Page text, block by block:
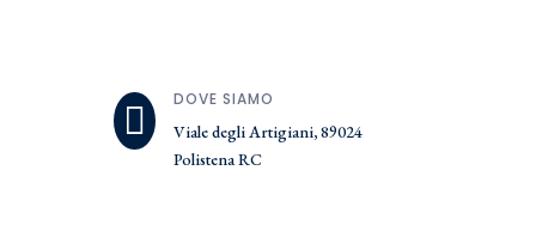

DOVE SIAMO
Viale degli Artigiani, 89024
Polistena RC